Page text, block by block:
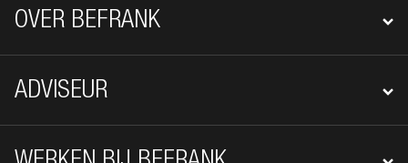
OVER BEFRANK
ADVISEUR